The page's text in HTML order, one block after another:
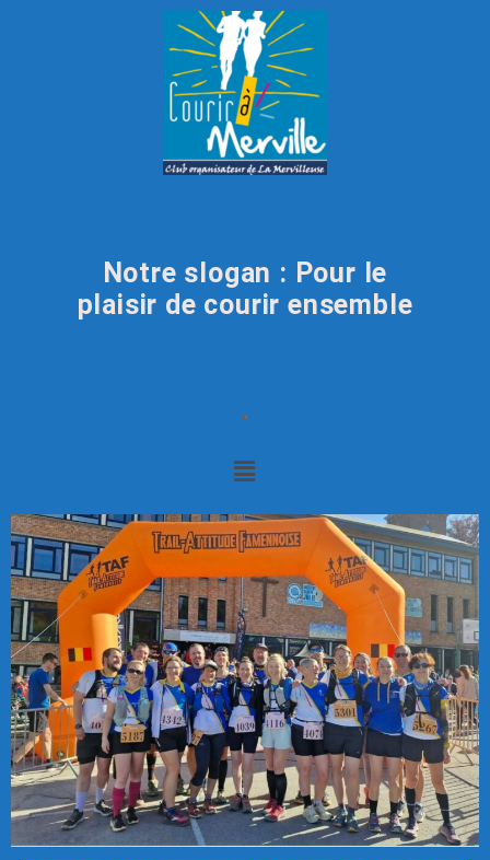
Notre slogan : Pour le
plaisir de courir ensemble